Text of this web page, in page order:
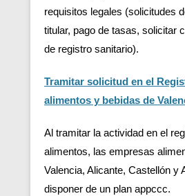
requisitos legales (solicitudes
titular, pago de tasas, solicitar
de registro sanitario).
Tramitar solicitud en el
alimentos y bebidas de
Al tramitar la actividad en el
alimentos, las empresas
Valencia, Alicante, Castellón y
disponer de un plan appccc.